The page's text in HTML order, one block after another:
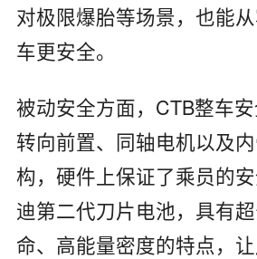
对极限爆胎等场景，也能
车更安全。
被动安全方面，CTB整车
转向前置、同轴电机以及
构，硬件上保证了乘员的
迪第二代刀片电池，具有
命、高能量密度的特点，